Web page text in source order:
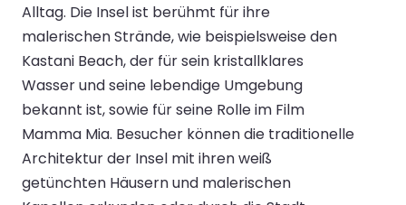
Alltag. Die Insel ist berühmt für ihre
malerischen Strände, wie beispielsweise den
Kastani Beach, der für sein kristallklares
Wasser und seine lebendige Umgebung
bekannt ist, sowie für seine Rolle im Film
Mamma Mia. Besucher können die traditionelle
Architektur der Insel mit ihren weiß
getünchten Häusern und malerischen